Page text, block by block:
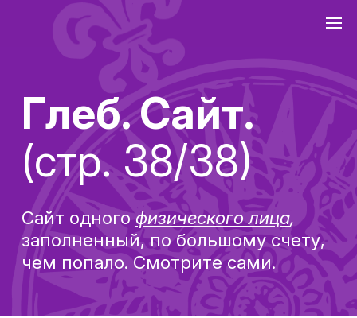
Глеб. Сайт.
(стр. 38/38)
Сайт одногофизического лица,
заполненный, по большому счету,
чем попало. Смотрите сами.